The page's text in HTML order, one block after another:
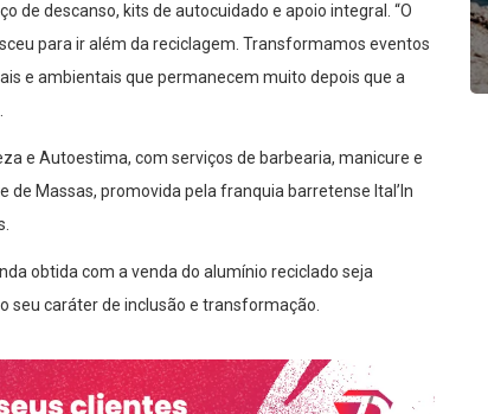
de descanso, kits de autocuidado e apoio integral. “O
para ir além da reciclagem. Transformamos eventos
e ambientais que permanecem muito depois que a
e Autoestima, com serviços de barbearia, manicure e
Massas, promovida pela franquia barretense Ital’In
obtida com a venda do alumínio reciclado seja
caráter de inclusão e transformação.